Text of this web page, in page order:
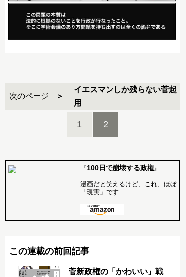
次のページ
イエスマンしか残らない菅起
用
1 2
『100日で崩壊する政権』
漫画だと笑えるけど、これ、ほぼ
「現実」です
この連載の前回記事
菅新政権の「かわいい」戦